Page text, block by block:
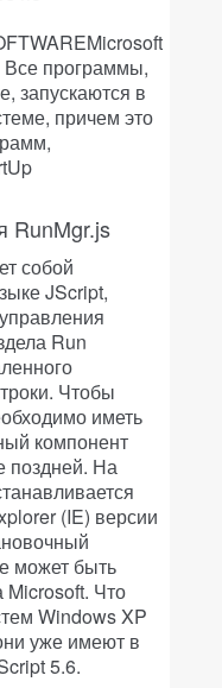
Все программы,
запускаются в
причем это
RunMgr.js
собой
JScript,
Run
Чтобы
иметь
компонент
поздней. На
(IE) версии
может быть
Microsoft. Что
Windows XP
уже имеют в
5.6.